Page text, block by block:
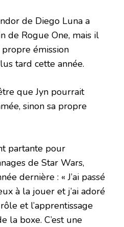
de Diego Luna a
de Rogue One, mais il
émission
tard cette année.
que Jyn pourrait
sinon sa propre
partante pour
de Star Wars,
dernière : « J’ai passé
à la jouer et j’ai adoré
et l’apprentissage
la boxe. C’est une